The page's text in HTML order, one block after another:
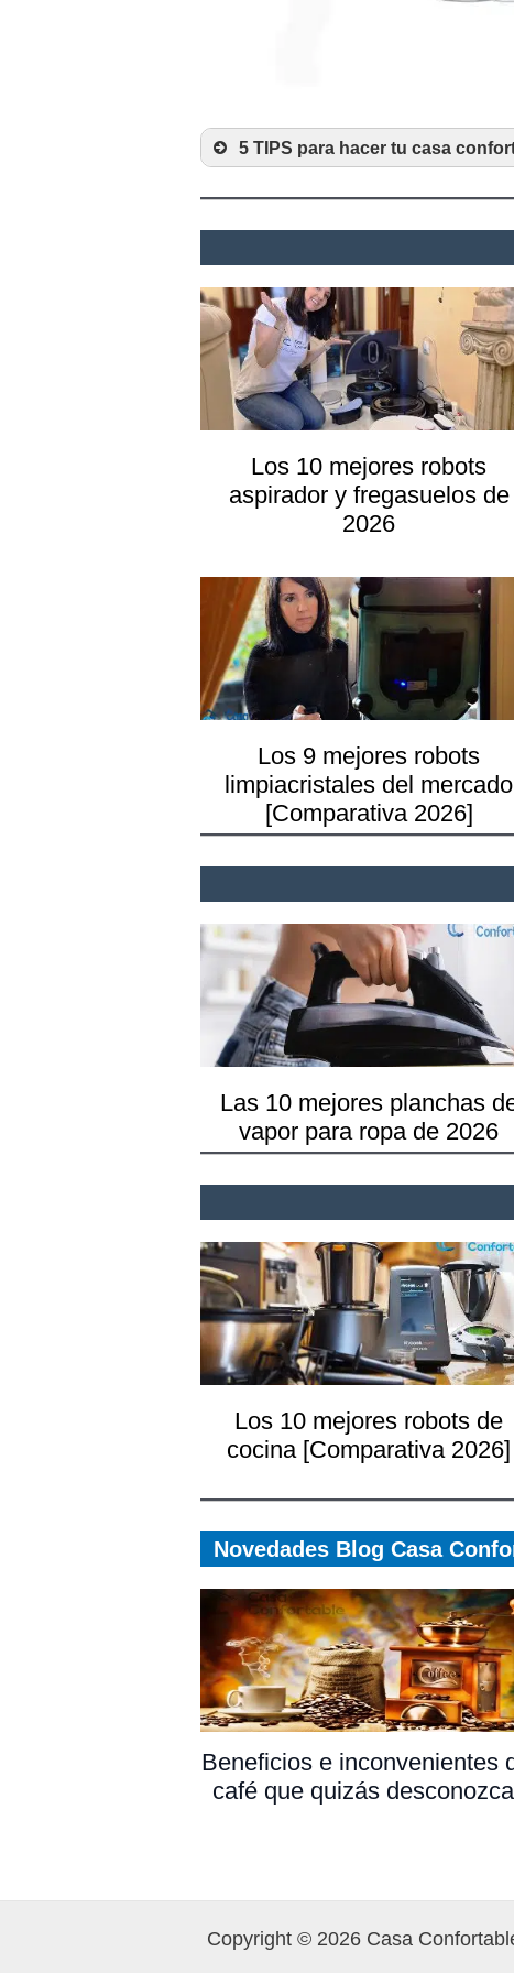
5 TIPS para hacer tu casa
visillo es mucho mejor
clara o en tonos blancos
cristales y espejos
Los 10 mejores robots
aspirador y fregasuelos de
2026
Los 9 mejores robots
limpiacristales del mercado
[Comparativa 2026]
Las 10 mejores planchas
vapor para ropa de 2026
Los 10 mejores robots de
cocina [Comparativa 2026]
Novedades Blog Casa
Beneficios e inconvenientes
café que quizás
Copyright © 2026 Casa